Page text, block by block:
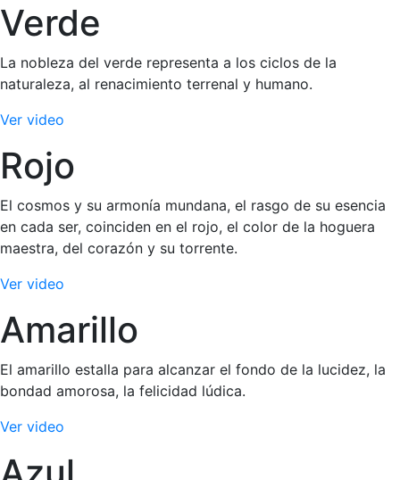
Verde
La nobleza del verde representa a los ciclos de la
naturaleza, al renacimiento terrenal y humano.
Ver video
Rojo
El cosmos y su armonía mundana, el rasgo de su esencia
en cada ser, coinciden en el rojo, el color de la hoguera
maestra, del corazón y su torrente.
Ver video
Amarillo
El amarillo estalla para alcanzar el fondo de la lucidez, la
bondad amorosa, la felicidad lúdica.
Ver video